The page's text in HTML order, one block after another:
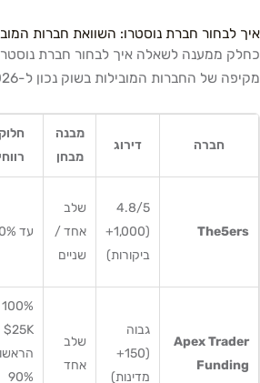
איך לבחור חברת נוסטרו: השוואת חברות
כחלק ממענה לשאלה איך לבחור חברת
מקיפה של החברות המובילות בשוק נכון ל-2026:
חברה דירוג
מבנה
מבחן
The5ers
4.8/5
(1,000+
ביקורות)
שלב
אחד /
שניים
עד 100%
Apex Trader
Funding
גבוה
(150+
מדינות)
שלב
אחד
$25K
90%